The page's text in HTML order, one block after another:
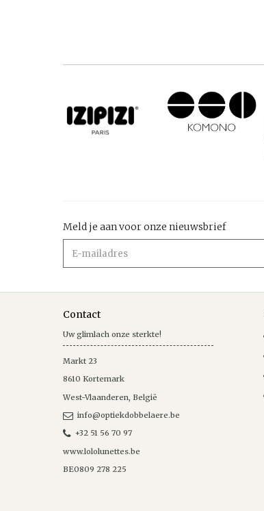
Meld je aan voor onze nieuwsbrief
Contact
Uw glimlach onze sterkte!
Markt 23
8610 Kortemark
West-Vlaanderen België
info@optiekdobbelaere.be
+32 51 56 70 97
www.lololunettes.be
BE0809 278 225